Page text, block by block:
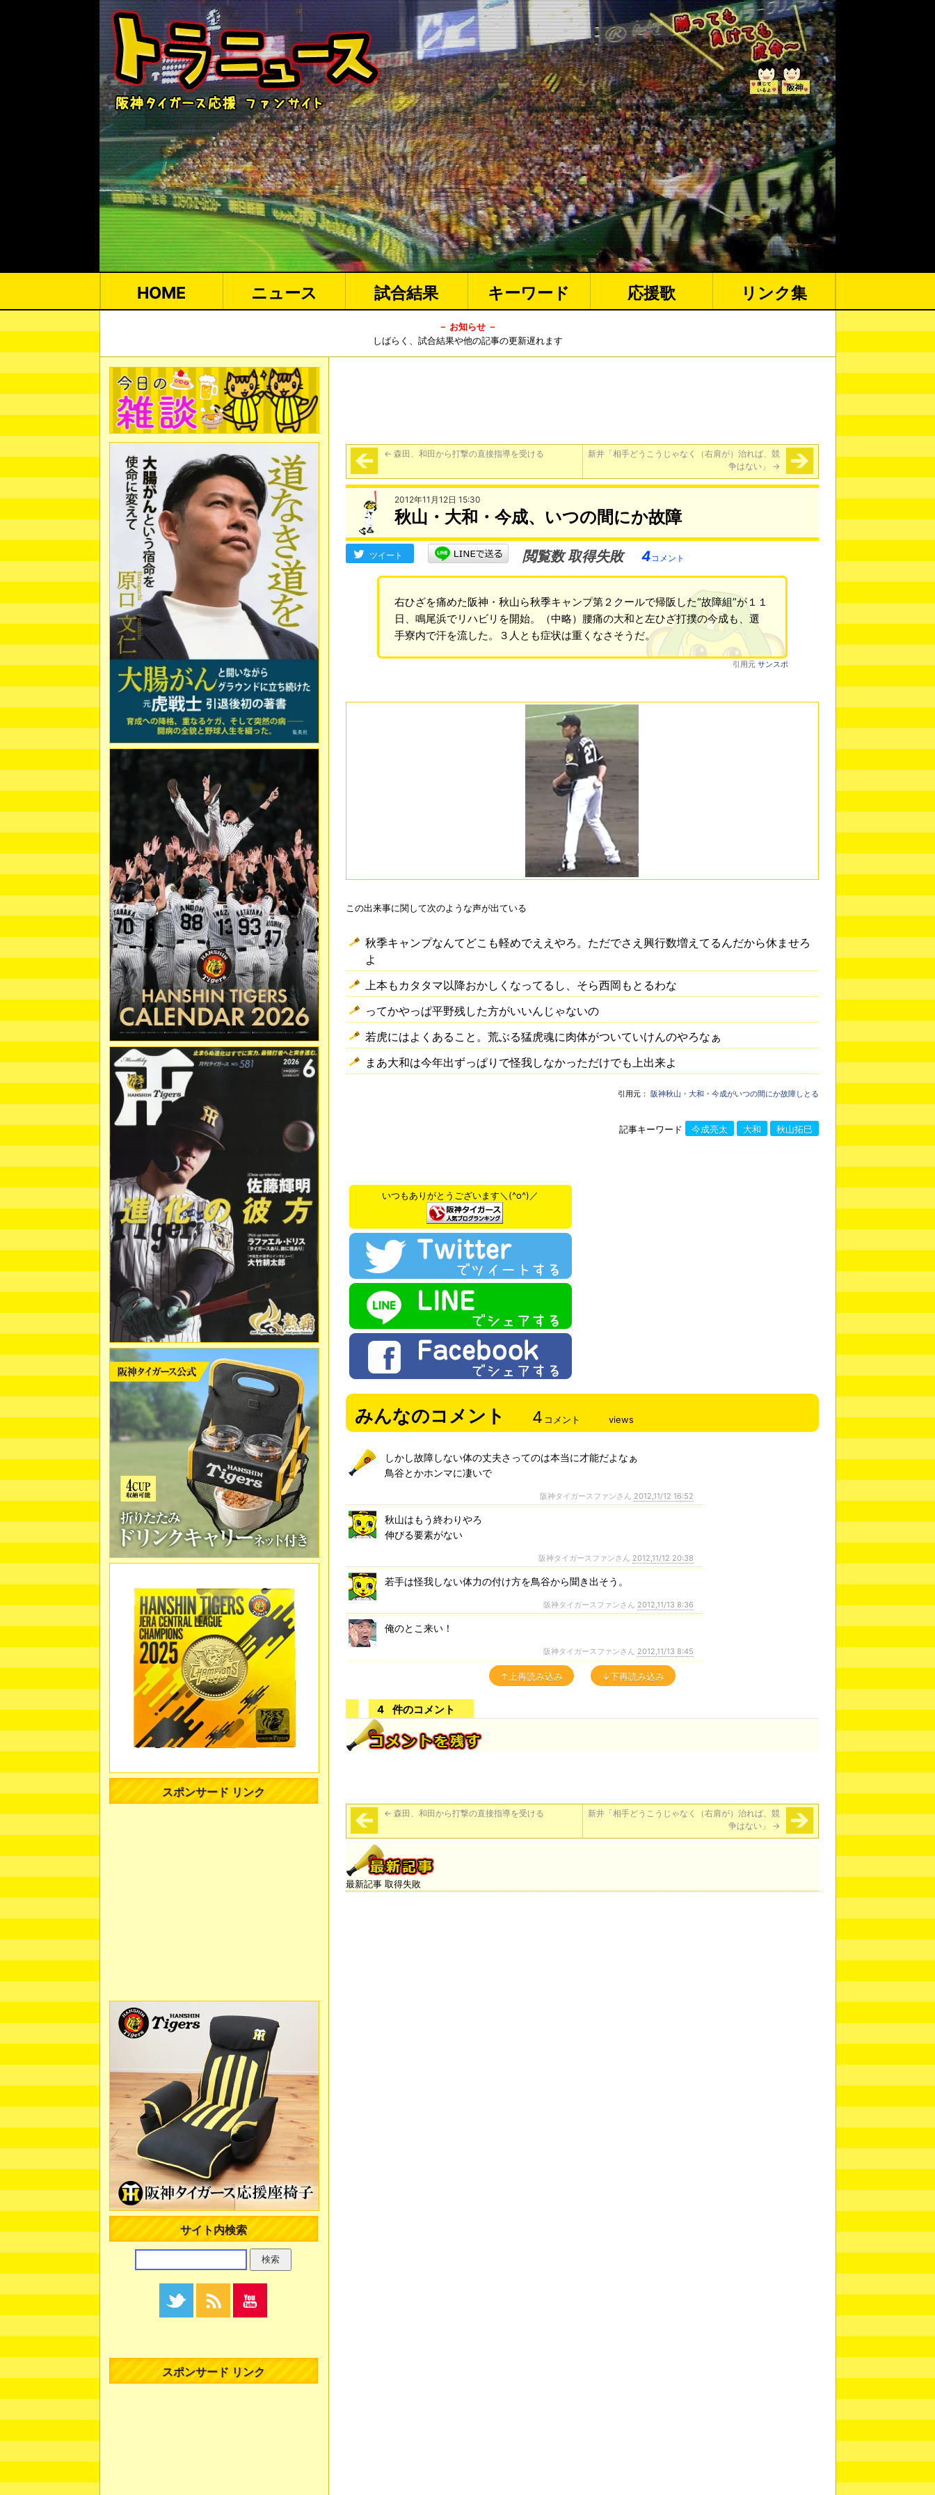
HOME ニュース 試合結果 キーワード 応援歌 リンク集
－ お知らせ －
しばらく、試合結果や他の記事の更新遅れます
← 森田、和田から打撃の直接指導を受ける
新井「相手どうこうじゃなく（右肩が）治れば、競
争はない」 →
2012年11月12日 15:30
秋山・大和・今成、いつの間にか故障
ツイート 閲覧数 取得失敗 4コメント
右ひざを痛めた阪神・秋山ら秋季キャンプ第２クールで帰阪した“故障組”が１１
日、鳴尾浜でリハビリを開始。（中略）腰痛の大和と左ひざ打撲の今成も、選
手寮内で汗を流した。３人とも症状は重くなさそうだ。
引用元 サンスポ
この出来事に関して次のような声が出ている
秋季キャンプなんてどこも軽めでええやろ。ただでさえ興行数増えてるんだから休ませろ
よ
上本もカタタマ以降おかしくなってるし、そら西岡もとるわな
ってかやっぱ平野残した方がいいんじゃないの
若虎にはよくあること。荒ぶる猛虎魂に肉体がついていけんのやろなぁ
まあ大和は今年出ずっぱりで怪我しなかっただけでも上出来よ
引用元： 阪神秋山・大和・今成がいつの間にか故障しとる
記事キーワード 今成亮太 大和 秋山拓巳
いつもありがとうございます＼(^o^)／
みんなのコメント 4 コメント views
しかし故障しない体の丈夫さってのは本当に才能だよなぁ
鳥谷とかホンマに凄いで
阪神タイガースファンさん 2012,11/12 16:52
秋山はもう終わりやろ
伸びる要素がない
阪神タイガースファンさん 2012,11/12 20:38
若手は怪我しない体力の付け方を鳥谷から聞き出そう。
阪神タイガースファンさん 2012,11/13 8:36
俺のとこ来い！
阪神タイガースファンさん 2012,11/13 8:45
↑上再読み込み ↓下再読み込み
4 件のコメント
← 森田、和田から打撃の直接指導を受ける
新井「相手どうこうじゃなく（右肩が）治れば、競
争はない」 →
最新記事 取得失敗
スポンサード リンク
サイト内検索
スポンサード リンク